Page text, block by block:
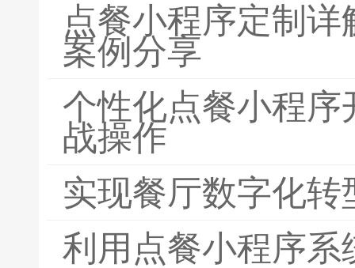
点餐小程序定制
案例分享
个性化点餐小程
战操作
实现餐厅数字化
利用点餐小程序